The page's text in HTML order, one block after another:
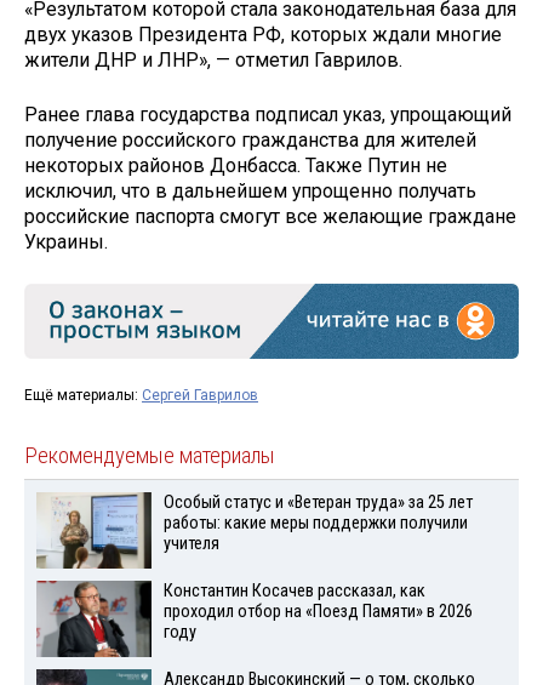
«Результатом которой стала законодательная база для
двух указов Президента РФ, которых ждали многие
жители ДНР и ЛНР», — отметил Гаврилов.
Ранее глава государства подписал указ, упрощающий
получение российского гражданства для жителей
некоторых районов Донбасса. Также Путин не
исключил, что в дальнейшем упрощенно получать
российские паспорта смогут все желающие граждане
Украины.
Ещё материалы: Сергей Гаврилов
Рекомендуемые материалы
Особый статус и «Ветеран труда» за 25 лет
работы: какие меры поддержки получили
учителя
Константин Косачев рассказал, как
проходил отбор на «Поезд Памяти» в 2026
году
Александр Высокинский — о том, сколько